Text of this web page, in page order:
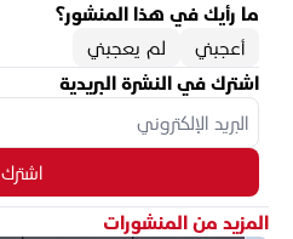
ما رأيك في هذا المنشور؟
أعجبني
لم يعجبني
اشترك في النشرة البريدية
اشترك
المزيد من المنشورات